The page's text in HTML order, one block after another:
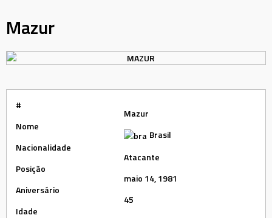
Mazur
#
Nome
Mazur
Nacionalidade
Brasil
Posição
Atacante
Aniversário
maio 14, 1981
Idade
45